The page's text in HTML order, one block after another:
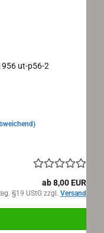
ut-p56-2
ab 8,00 EUR
§19 UStG zzgl. Versand